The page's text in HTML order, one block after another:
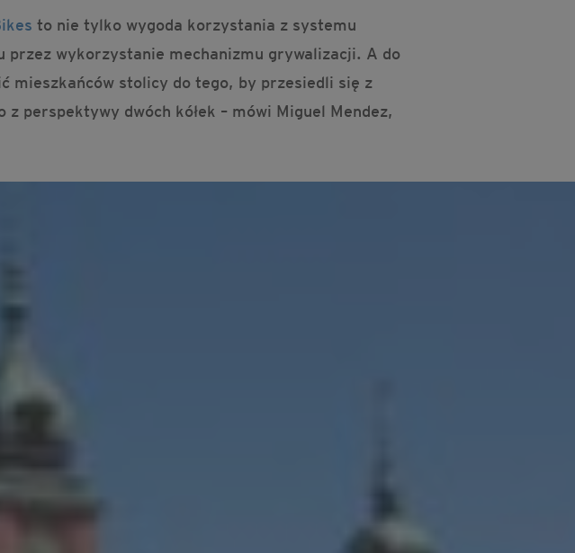
to nie tylko wygoda korzystania z systemu
wykorzystanie mechanizmu grywalizacji. A do
mieszkańców stolicy do tego, by przesiedli się z
perspektywy dwóch kółek – mówi Miguel Mendez,